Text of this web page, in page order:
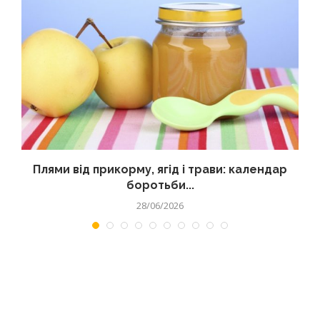
Плями від прикорму, ягід і трави: календар
боротьби...
28/06/2026